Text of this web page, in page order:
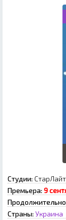
Студии: СтарЛайт
Премьера: 9
Страны: Украина